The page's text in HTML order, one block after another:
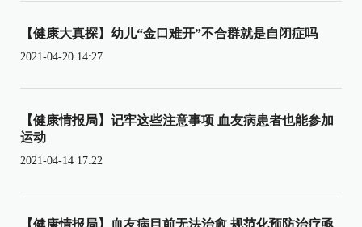
【健康大真探】幼儿“金口难开”不合群就是自闭症吗
2021-04-20 14:27
【健康情报局】记牢这些注意事项 血友病患者也能参加
运动
2021-04-14 17:22
【健康情报局】血友病目前无法治愈 规范化预防治疗亟